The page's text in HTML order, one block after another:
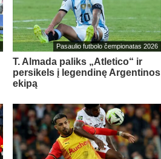
Pasaulio futbolo čempionatas 2026
T. Almada paliks „Atletico“ ir
persikels į legendinę Argentinos
ekipą